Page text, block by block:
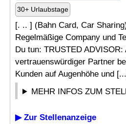
30+ Urlaubstage
[. .. ] (Bahn Card, Car
Regelmäßige Company und
Du tun: TRUSTED ADVISOR:
vertrauenswürdiger Partner
Kunden auf Augenhöhe und
MEHR INFOS ZUM
▶ Zur Stellenanzeige